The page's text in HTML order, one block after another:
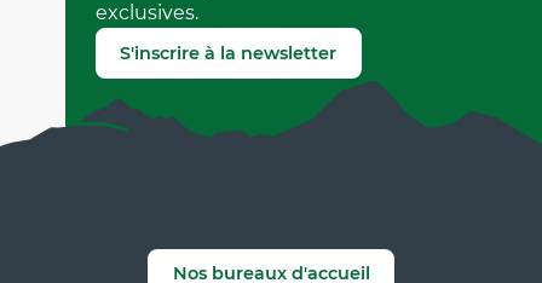
Signaler une erreur
exclusives.
S'inscrire à la newsletter
Nos bureaux d'accueil